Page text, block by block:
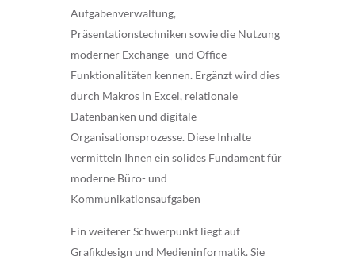
Aufgabenverwaltung,
Präsentationstechniken sowie die Nutzung
moderner Exchange- und Office-
Funktionalitäten kennen. Ergänzt wird dies
durch Makros in Excel, relationale
Datenbanken und digitale
Organisationsprozesse. Diese Inhalte
vermitteln Ihnen ein solides Fundament für
moderne Büro- und
Kommunikationsaufgaben
Ein weiterer Schwerpunkt liegt auf
Grafikdesign und Medieninformatik. Sie